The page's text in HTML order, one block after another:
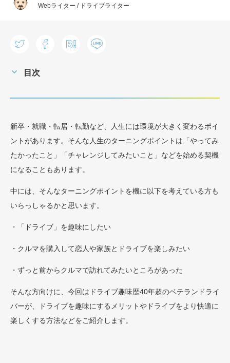
Webライター / ドライブライター
目次
新卒・就職・転居・転勤など、人生には環境が大きく変わるポイ
ントがあります。そんな人生のターニングポイントは「やってみ
たかったこと」「チャレンジしてみたいこと」などを始める契機
になることもあります。
中には、そんなターニングポイントを機に以下を考えている方も
いらっしゃるかと思います。
・「ドライブ」を趣味にしたい
・クルマを購入して恋人や家族とドライブを楽しみたい
・ずっと前からクルマで訪れてみたいところがあった
そんな方向けに、今回はドライブ趣味歴40年超のベテランドライ
バーが、ドライブを趣味にするメリットやドライブをより快適に
楽しくする方法などをご紹介します。